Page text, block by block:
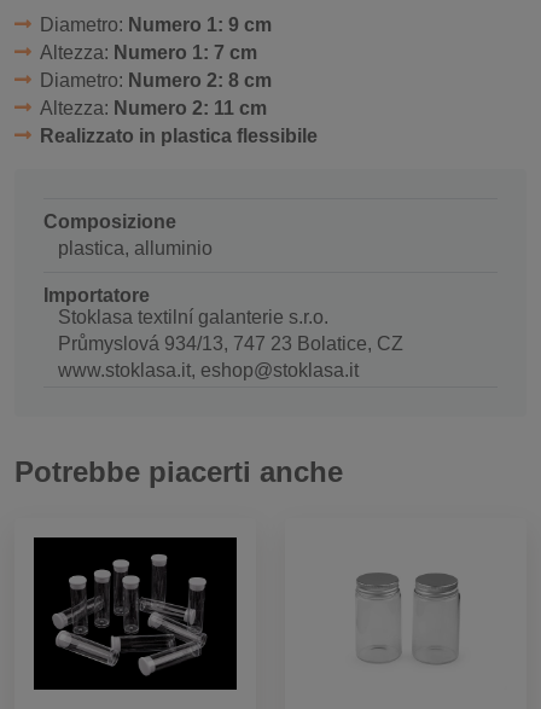
Diametro: Numero 1: 9 cm
Altezza: Numero 1: 7 cm
Diametro: Numero 2: 8 cm
Altezza: Numero 2: 11 cm
Realizzato in plastica flessibile
Composizione
plastica, alluminio
Importatore
Stoklasa textilní galanterie s.r.o.
Průmyslová 934/13, 747 23 Bolatice, CZ
www.stoklasa.it, eshop@stoklasa.it
Potrebbe piacerti anche